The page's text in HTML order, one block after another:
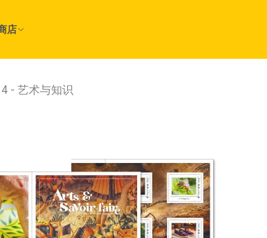
店
- 艺术与知识